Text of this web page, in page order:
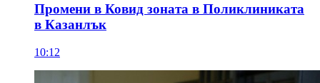
Промени в Ковид зоната в Поликлиниката
в Казанлък
10:12